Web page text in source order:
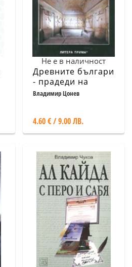
Не е в наличност
Древните българи
- прадеди на
траките
Владимир Цонев
4.60 € / 9.00 ЛВ.